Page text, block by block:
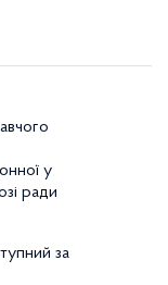
у
ради
за